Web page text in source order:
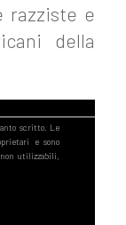
razziste e
della